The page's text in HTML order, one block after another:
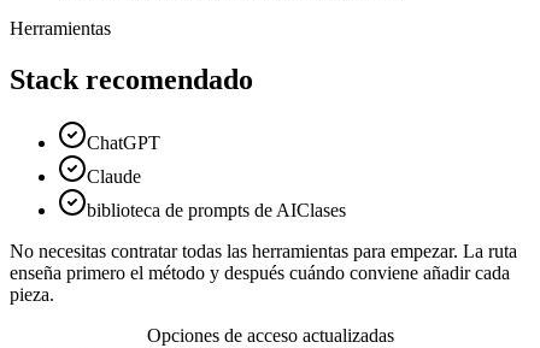
Herramientas
Stack recomendado
ChatGPT
Claude
biblioteca de prompts de AIClases
No necesitas contratar todas las herramientas para empezar. La ruta
enseña primero el método y después cuándo conviene añadir cada
pieza.
Opciones de acceso actualizadas